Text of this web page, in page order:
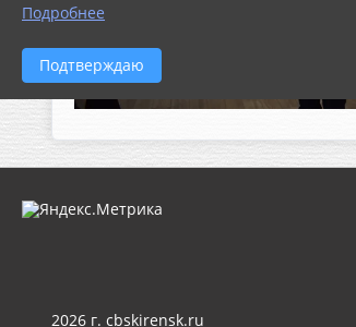
2026 г. cbskirensk.ru
Подробнее
Подтверждаю